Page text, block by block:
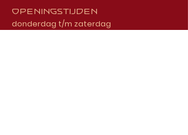
Openingstijden
donderdag t/m zaterdag